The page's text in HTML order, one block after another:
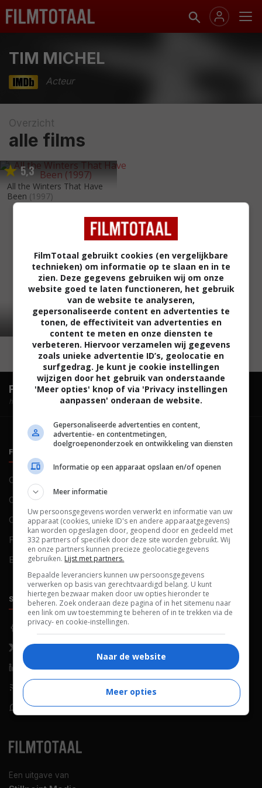
TIM MICHEL
Acteur
Overzicht
alle films
5,3
All the Winters That Have
Been (1997)
FilmTotaal.Hét online filmoverzicht.
hosted by
Een uitgave van
FILMTOTAAL
Contact
Over ons
Colofon
FAQ
Blog
Cookies
Cookievoorkeuren
SOCIALS
Facebook
X (Twitter)
LinkedIn
RSS-feed
WhatsApp
ONTDEKKEN
Nieuws
Netflix
Films op tv
Bioscoop
FilmTotaal gebruikt cookies (en vergelijkbare
technieken) om informatie op te slaan en in te
zien. Deze gegevens gebruiken wij om onze
website goed te laten functioneren, het gebruik
van de website te analyseren,
gepersonaliseerde content en advertenties te
tonen, de effectiviteit van advertenties en
content te meten en onze diensten te
verbeteren. Hiervoor verzamelen wij gegevens
zoals unieke advertentie ID’s, geolocatie en
surfgedrag. Je kunt je cookie instellingen
wijzigen door het gebruik van onderstaande
'Meer opties' knop of via 'Privacy instellingen
aanpassen' onderaan de website.
Gepersonaliseerde advertenties en content,
advertentie- en contentmetingen,
doelgroepenonderzoek en ontwikkeling van diensten
Informatie op een apparaat opslaan en/of openen
Meer informatie
Uw persoonsgegevens worden verwerkt en informatie van uw
apparaat (cookies, unieke ID's en andere apparaatgegevens)
kan worden opgeslagen door, geopend door en gedeeld met
332 partners of specifiek door deze site worden gebruikt. Wij
en onze partners kunnen precieze geolocatiegegevens
gebruiken. Lijst met partners.
Bepaalde leveranciers kunnen uw persoonsgegevens
verwerken op basis van gerechtvaardigd belang. U kunt
hiertegen bezwaar maken door uw opties hieronder te
beheren. Zoek onderaan deze pagina of in het sitemenu naar
een link om uw toestemming te beheren of in te trekken via de
privacy- en cookie-instellingen.
Naar de website
Meer opties